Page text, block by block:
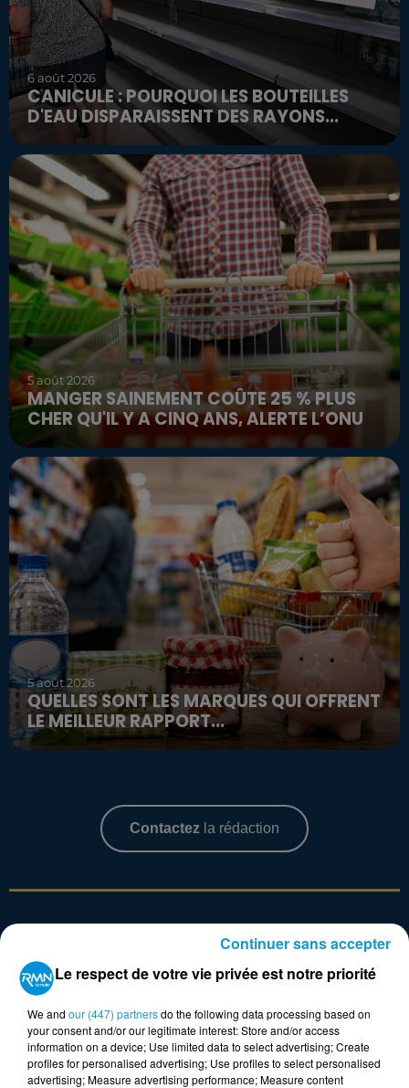
6 août 2026
CANICULE : POURQUOI LES BOUTEILLES
D'EAU DISPARAISSENT DES RAYONS...
5 août 2026
MANGER SAINEMENT COÛTE 25 % PLUS
CHER QU'IL Y A CINQ ANS, ALERTE L’ONU
5 août 2026
QUELLES SONT LES MARQUES QUI OFFRENT
LE MEILLEUR RAPPORT...
Contactez la rédaction
Voir plus
Le respect de votre vie privée est notre priorité
We and our (447) partnersdo the following data processing based on
your consent and/or our legitimate interest: Store and/or access
information on a device; Use limited data to select advertising; Create
profiles for personalised advertising; Use profiles to select personalised
advertising; Measure advertising performance; Measure content
Continuer sans accepter